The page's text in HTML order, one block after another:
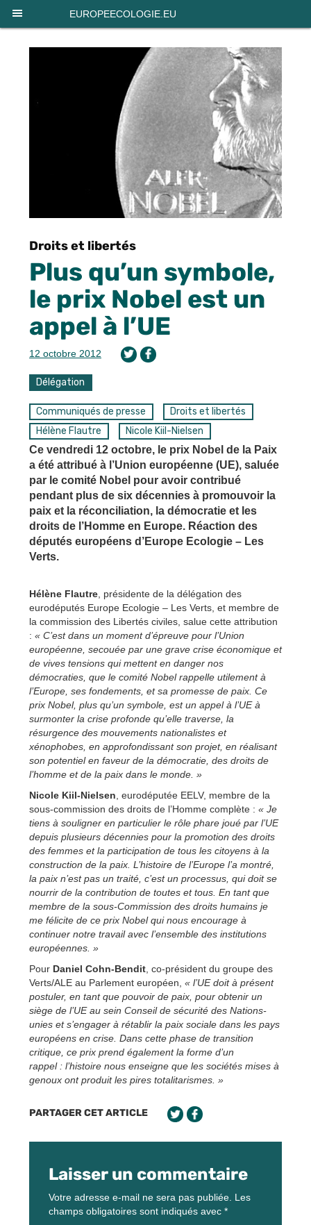
EUROPEECOLOGIE.EU
Droits et libertés
Plus qu’un symbole,
le prix Nobel est un
appel à l’UE
12 octobre 2012
Délégation
Communiqués de presse
Droits et libertés
Hélène Flautre
Nicole Kiil-Nielsen
Ce vendredi 12 octobre, le prix Nobel de la Paix
a été attribué à l’Union européenne (UE), saluée
par le comité Nobel pour avoir contribué
pendant plus de six décennies à promouvoir la
paix et la réconciliation, la démocratie et les
droits de l’Homme en Europe. Réaction des
députés européens d’Europe Ecologie – Les
Verts.
Hélène Flautre, présidente de la délégation des
eurodéputés Europe Ecologie – Les Verts, et membre de
la commission des Libertés civiles, salue cette attribution
: « C’est dans un moment d’épreuve pour l’Union
européenne, secouée par une grave crise économique et
de vives tensions qui mettent en danger nos
démocraties, que le comité Nobel rappelle utilement à
l’Europe, ses fondements, et sa promesse de paix. Ce
prix Nobel, plus qu’un symbole, est un appel à l’UE à
surmonter la crise profonde qu’elle traverse, la
résurgence des mouvements nationalistes et
xénophobes, en approfondissant son projet, en réalisant
son potentiel en faveur de la démocratie, des droits de
l’homme et de la paix dans le monde. »
Nicole Kiil-Nielsen, eurodéputée EELV, membre de la
sous-commission des droits de l’Homme complète : « Je
tiens à souligner en particulier le rôle phare joué par l’UE
depuis plusieurs décennies pour la promotion des droits
des femmes et la participation de tous les citoyens à la
construction de la paix. L’histoire de l’Europe l’a montré,
la paix n’est pas un traité, c’est un processus, qui doit se
nourrir de la contribution de toutes et tous. En tant que
membre de la sous-Commission des droits humains je
me félicite de ce prix Nobel qui nous encourage à
continuer notre travail avec l’ensemble des institutions
européennes. »
Pour Daniel Cohn-Bendit, co-président du groupe des
Verts/ALE au Parlement européen, « l’UE doit à présent
postuler, en tant que pouvoir de paix, pour obtenir un
siège de l’UE au sein Conseil de sécurité des Nations-
unies et s’engager à rétablir la paix sociale dans les pays
européens en crise. Dans cette phase de transition
critique, ce prix prend également la forme d’un
rappel : l’histoire nous enseigne que les sociétés mises à
genoux ont produit les pires totalitarismes. »
PARTAGER CET ARTICLE
Laisser un commentaire
Votre adresse e-mail ne sera pas publiée. Les
champs obligatoires sont indiqués avec *